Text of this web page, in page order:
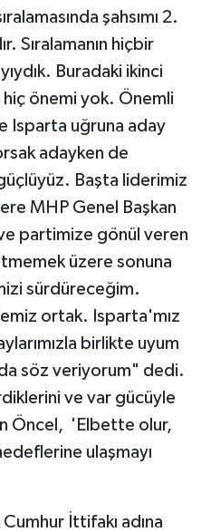
şahsımı 2.
Sıralamanın hiçbir
Buradaki ikinci
hiç önemi yok. Önemli
Isparta uğruna aday
adayken de
Başta liderimiz
MHP Genel Başkan
ve partimize gönül veren
üzere sonuna
sürdüreceğim.
ortak. Isparta'mız
birlikte uyum
da söz veriyorum" dedi.
ve var gücüyle
Öncel, 'Elbette olur,
ulaşmayı
İttifakı adına